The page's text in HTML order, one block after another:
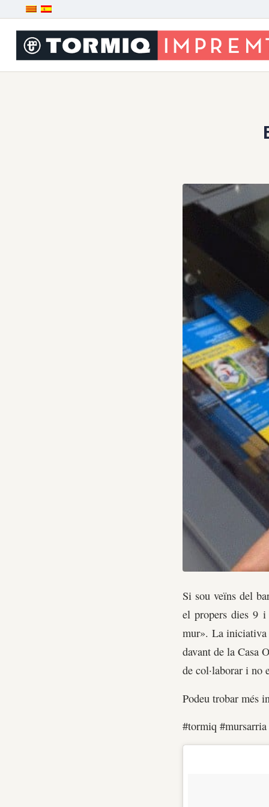
Si sou veïns del
el propers dies 9
mur». La iniciativa
davant de la Casa
de col·laborar i no
Podeu trobar més
#tormiq